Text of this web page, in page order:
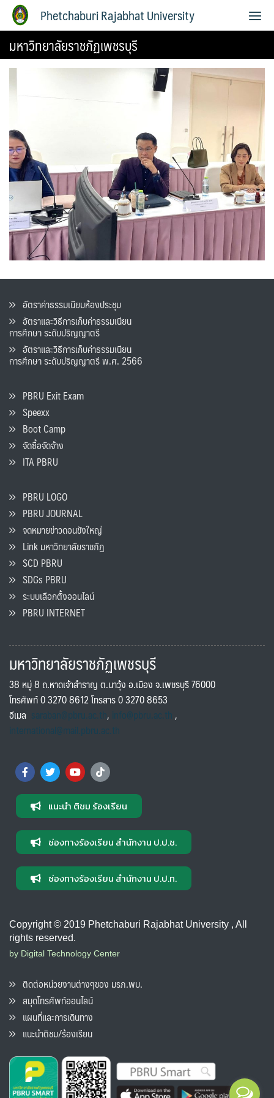
Phetchaburi Rajabhat University
มหาวิทยาลัยราชภัฏเพชรบุรี
อัตราค่าธรรมเนียมห้องประชุม
อัตราและวิธีการเก็บค่าธรรมเนียน
การศึกษา ระดับปริญญาตรี
อัตราและวิธีการเก็บค่าธรรมเนียน
การศึกษา ระดับปริญญาตรี พ.ศ. 2566
PBRU Exit Exam
Speexx
Boot Camp
จัดซื้อจัดจ้าง
ITA PBRU
PBRU LOGO
PBRU JOURNAL
จดหมายข่าวดอนขังใหญ่
Link มหาวิทยาลัยราชภัฏ
SCD PBRU
SDGs PBRU
ระบบเลือกตั้งออนไลน์
PBRU INTERNET
มหาวิทยาลัยราชภัฏเพชรบุรี
38 หมู่ 8 ถ.หาดเจ้าสำราญ ต.นาวุ้ง อ.เมือง จ.เพชรบุรี 76000
โทรศัพท์ 0 3270 8612 โทรสาร 0 3270 8653
อีเมล saraban@pbru.ac.th, info@pbru.ac.th,
international@mail.pbru.ac.th
แนะนำ ติชม ร้องเรียน
ช่องทางร้องเรียน สำนักงาน ป.ป.ช.
ช่องทางร้องเรียน สำนักงาน ป.ป.ท.
Copyright © 2019 Phetchaburi Rajabhat University , All
rights reserved.
by Digital Technology Center
ติดต่อหน่วยงานต่างๆของ มรภ.พบ.
สมุดโทรศัพท์ออนไลน์
แผนที่และการเดินทาง
แนะนำติชม/ร้องเรียน